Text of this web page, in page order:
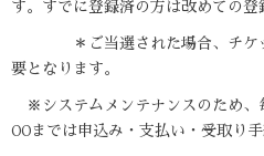
す。すでに登録済の方は改めての登
＊ご当選された場合、チケッ
要となります。
※システムメンテナンスのため、
00までは申込み・支払い・受取り